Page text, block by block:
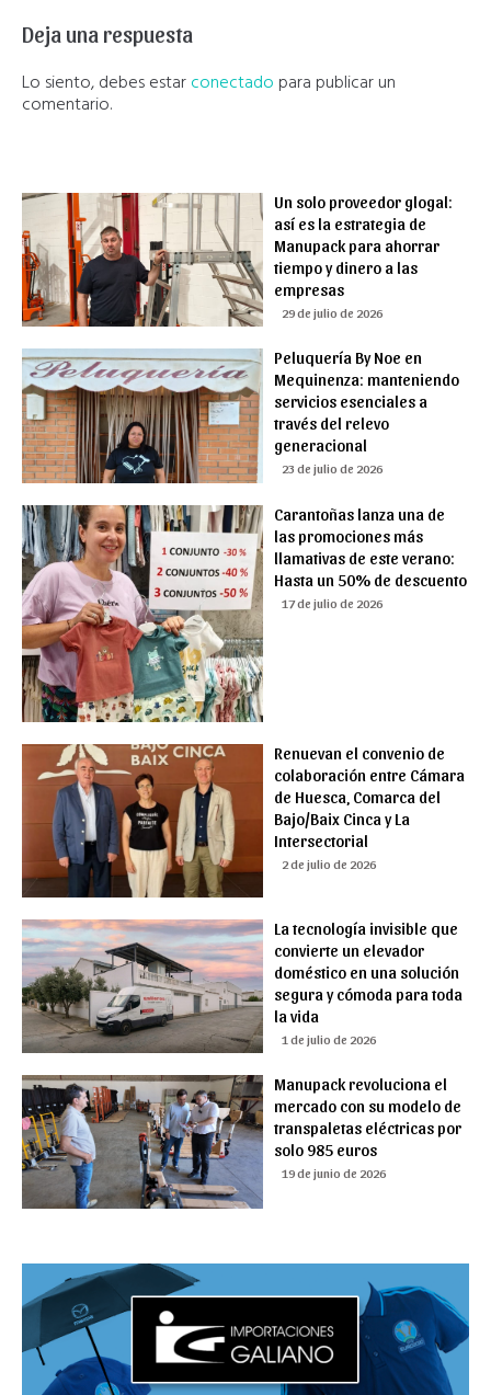
Deja una respuesta
Lo siento, debes estarconectado para publicar un
comentario.
Un solo proveedor glogal:
así es la estrategia de
Manupack para ahorrar
tiempo y dinero a las
empresas
29 de julio de 2026
Peluquería By Noe en
Mequinenza: manteniendo
servicios esenciales a
través del relevo
generacional
23 de julio de 2026
Carantoñas lanza una de
las promociones más
llamativas de este verano:
Hasta un 50% de descuento
17 de julio de 2026
Renuevan el convenio de
colaboración entre Cámara
de Huesca, Comarca del
Bajo/Baix Cinca y La
Intersectorial
2 de julio de 2026
La tecnología invisible que
convierte un elevador
doméstico en una solución
segura y cómoda para toda
la vida
1 de julio de 2026
Manupack revoluciona el
mercado con su modelo de
transpaletas eléctricas por
solo 985 euros
19 de junio de 2026